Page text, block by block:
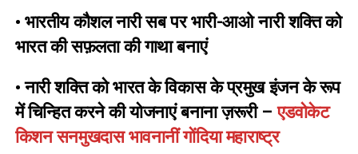
• भारतीय कौशल नारी सब पर भारी-आओ नारी शक्ति को
भारत की सफ़लता की गाथा बनाएं
• नारी शक्ति को भारत के विकास के प्रमुख इंजन के रूप
में चिन्हित करने की योजनाएं बनाना ज़रूरी –एडवोकेट
किशन सनमुखदास भावनानीं गोंदिया महाराष्ट्र